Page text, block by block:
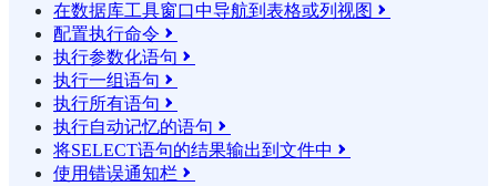
在数据库工具窗口中导航到表格或列视图 
配置执行命令 
执行参数化语句 
执行一组语句 
执行所有语句 
执行自动记忆的语句 
将SELECT语句的结果输​​出到文件中 
使用错误通知栏 